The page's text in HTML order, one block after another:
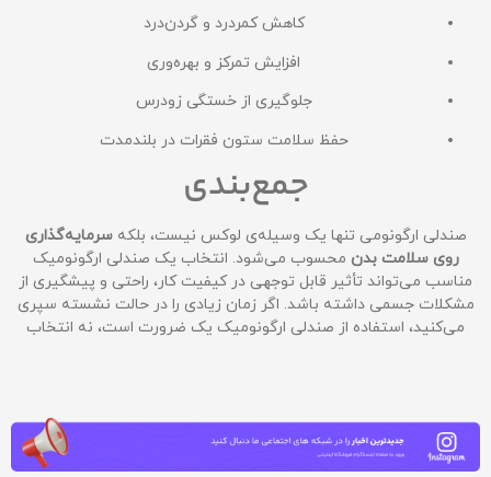
کاهش کمردرد و گردن‌درد
افزایش تمرکز و بهره‌وری
جلوگیری از خستگی زودرس
حفظ سلامت ستون فقرات در بلندمدت
جمع‌بندی
صندلی ارگونومی تنها یک وسیله‌ی لوکس نیست، بلکهسرمایه‌گذاری
روی سلامت بدن محسوب می‌شود. انتخاب یک صندلی ارگونومیک
مناسب می‌تواند تأثیر قابل توجهی در کیفیت کار، راحتی و پیشگیری از
مشکلات جسمی داشته باشد. اگر زمان زیادی را در حالت نشسته سپری
می‌کنید، استفاده از صندلی ارگونومیک یک ضرورت است، نه انتخاب